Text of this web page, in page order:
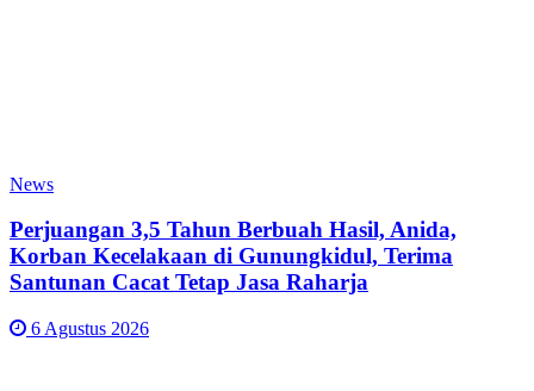
News
Perjuangan 3,5 Tahun Berbuah Hasil, Anida,
Korban Kecelakaan di Gunungkidul, Terima
Santunan Cacat Tetap Jasa Raharja
6 Agustus 2026